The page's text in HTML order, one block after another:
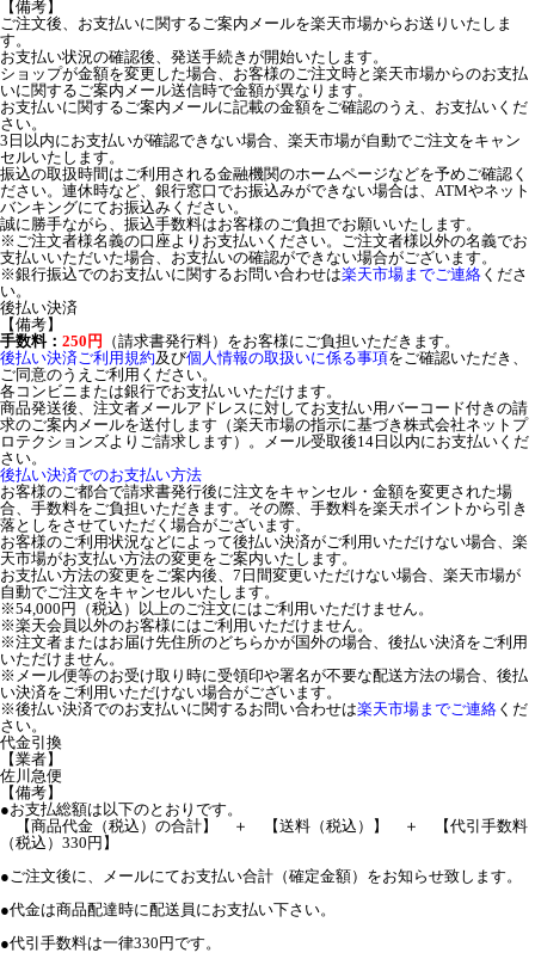
【備考】
ご注文後、お支払いに関するご案内メールを楽天市場からお送りいたしま
す。
お支払い状況の確認後、発送手続きが開始いたします。
ショップが金額を変更した場合、お客様のご注文時と楽天市場からのお支払
いに関するご案内メール送信時で金額が異なります。
お支払いに関するご案内メールに記載の金額をご確認のうえ、お支払いくだ
さい。
3日以内にお支払いが確認できない場合、楽天市場が自動でご注文をキャン
セルいたします。
振込の取扱時間はご利用される金融機関のホームページなどを予めご確認く
ださい。連休時など、銀行窓口でお振込みができない場合は、ATMやネット
バンキングにてお振込みください。
誠に勝手ながら、振込手数料はお客様のご負担でお願いいたします。
※ご注文者様名義の口座よりお支払いください。ご注文者様以外の名義でお
支払いいただいた場合、お支払いの確認ができない場合がございます。
※銀行振込でのお支払いに関するお問い合わせは楽天市場までご連絡 くださ
い。
後払い決済
【備考】
手数料： 250円
（請求書発行料）をお客様にご負担いただきます。
後払い決済ご利用規約及び個人情報の取扱いに係る事項をご確認いただき、
ご同意のうえご利用ください。
各コンビニまたは銀行でお支払いいただけます。
商品発送後、注文者メールアドレスに対してお支払い用バーコード付きの請
求のご案内メールを送付します（楽天市場の指示に基づき株式会社ネットプ
ロテクションズよりご請求します）。メール受取後14日以内にお支払いくだ
さい。
後払い決済でのお支払い方法
お客様のご都合で請求書発行後に注文をキャンセル・金額を変更された場
合、手数料をご負担いただきます。その際、手数料を楽天ポイントから引き
落としをさせていただく場合がございます。
お客様のご利用状況などによって後払い決済がご利用いただけない場合、楽
天市場がお支払い方法の変更をご案内いたします。
お支払い方法の変更をご案内後、7日間変更いただけない場合、楽天市場が
自動でご注文をキャンセルいたします。
※54,000円（税込）以上のご注文にはご利用いただけません。
※楽天会員以外のお客様にはご利用いただけません。
※注文者またはお届け先住所のどちらかが国外の場合、後払い決済をご利用
いただけません。
※メール便等のお受け取り時に受領印や署名が不要な配送方法の場合、後払
い決済をご利用いただけない場合がございます。
※後払い決済でのお支払いに関するお問い合わせは楽天市場までご連絡 くだ
さい。
代金引換
【業者】
佐川急便
【備考】
●お支払総額は以下のとおりです。
【商品代金（税込）の合計】 ＋ 【送料（税込）】 ＋ 【代引手数料
（税込）330円】
●ご注文後に、メールにてお支払い合計（確定金額）をお知らせ致します。
●代金は商品配達時に配送員にお支払い下さい。
●代引手数料は一律330円です。